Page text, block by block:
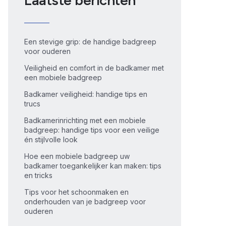
Een stevige grip: de handige badgreep
voor ouderen
Veiligheid en comfort in de badkamer met
een mobiele badgreep
Badkamer veiligheid: handige tips en
trucs
Badkamerinrichting met een mobiele
badgreep: handige tips voor een veilige
én stijlvolle look
Hoe een mobiele badgreep uw
badkamer toegankelijker kan maken: tips
en tricks
Tips voor het schoonmaken en
onderhouden van je badgreep voor
ouderen